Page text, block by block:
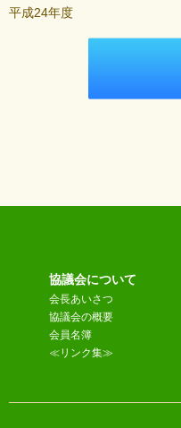
平成24年度
協議会について
会長あいさつ
協議会の概要
会員名簿
≪リンク集≫